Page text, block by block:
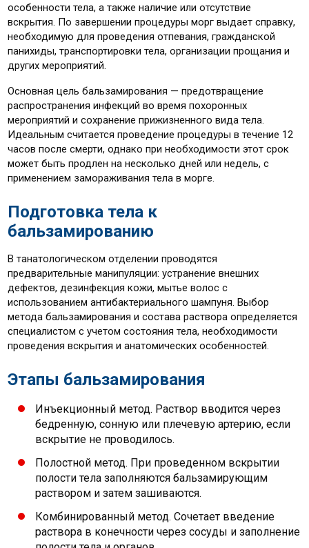
особенности тела, а также наличие или отсутствие
вскрытия. По завершении процедуры морг выдает справку,
необходимую для проведения отпевания, гражданской
панихиды, транспортировки тела, организации прощания и
других мероприятий.
Основная цель бальзамирования — предотвращение
распространения инфекций во время похоронных
мероприятий и сохранение прижизненного вида тела.
Идеальным считается проведение процедуры в течение 12
часов после смерти, однако при необходимости этот срок
может быть продлен на несколько дней или недель, с
применением замораживания тела в морге.
Подготовка тела к
бальзамированию
В танатологическом отделении проводятся
предварительные манипуляции: устранение внешних
дефектов, дезинфекция кожи, мытье волос с
использованием антибактериального шампуня. Выбор
метода бальзамирования и состава раствора определяется
специалистом с учетом состояния тела, необходимости
проведения вскрытия и анатомических особенностей.
Этапы бальзамирования
Инъекционный метод. Раствор вводится через
бедренную, сонную или плечевую артерию, если
вскрытие не проводилось.
Полостной метод. При проведенном вскрытии
полости тела заполняются бальзамирующим
раствором и затем зашиваются.
Комбинированный метод. Сочетает введение
раствора в конечности через сосуды и заполнение